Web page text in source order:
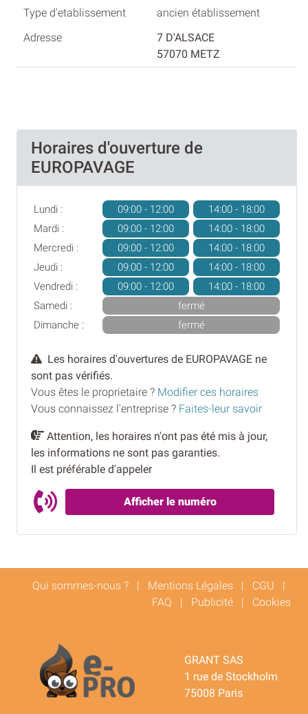
ancien établissement
7 D'ALSACE
57070 METZ
Horaires d'ouverture de
EUROPAVAGE
Lundi : 09:00 - 12:00
14:00 - 18:00
Mardi :
09:00 - 12:00
14:00 - 18:00
Mercredi :
09:00 - 12:00
14:00 - 18:00
Jeudi :
09:00 - 12:00
14:00 - 18:00
Vendredi :
09:00 - 12:00
14:00 - 18:00
Samedi :
fermé
Dimanche :
fermé
Les horaires d'ouvertures de EUROPAVAGE ne
sont pas vérifiés.
Vous êtes le proprietaire ? Modifier ces horaires
Vous connaissez l'entreprise ? Faites-leur savoir
Attention, les horaires n'ont pas été mis à jour,
les informations ne sont pas garanties.
Il est préférable d'appeler
Afficher le numéro
Qui sommes-nous ? | Mentions Légales | CGU |
FAQ | Publicité | Cookies
GRANT SAS
1 rue de Stockholm
75008 Paris